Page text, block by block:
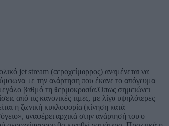
jet stream (αεροχείμαρρος) αναμένεται να
με την ανάρτηση που έκανε το απόγευμα
βαθμό τη θερμοκρασία.Όπως σημειώνει
από τις κανονικές τιμές, με λίγο υψηλότερες
η ζωνική κυκλοφορία (κίνηση κατά
αναφέρει αρχικά στην ανάρτησή του ο